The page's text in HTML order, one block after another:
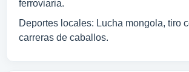
ferroviaria.
Deportes locales: Lucha mongola, tiro
carreras de caballos.